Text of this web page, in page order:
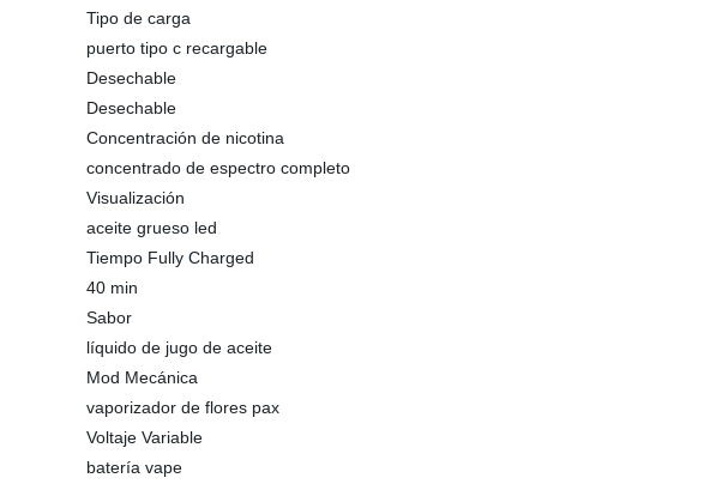
Tipo de carga
puerto tipo c recargable
Desechable
Desechable
Concentración de nicotina
concentrado de espectro completo
Visualización
aceite grueso led
Tiempo Fully Charged
40 min
Sabor
líquido de jugo de aceite
Mod Mecánica
vaporizador de flores pax
Voltaje Variable
batería vape